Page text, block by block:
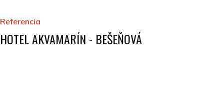
Referencia
HOTEL AKVAMARÍN - BEŠEŇOVÁ